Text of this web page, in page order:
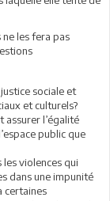
les fera pas
sociale et
et culturels?
l’égalité
public que
violences qui
dans une impunité
certaines